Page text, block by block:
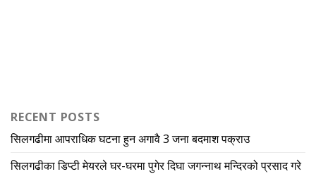
RECENT POSTS
सिलगढीमा आपराधिक घटना हुन अगावै 3 जना बदमाश पक्राउ
सिलगढीका डिप्टी मेयरले घर-घरमा पुगेर दिघा जगन्नाथ मन्दिरको प्रसाद गरे